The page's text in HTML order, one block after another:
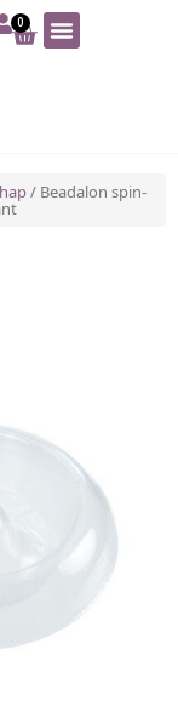
0
/ Beadalon spin-